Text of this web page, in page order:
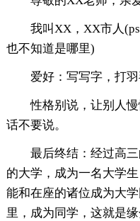
我叫XX，XX市人
也不知道是哪里)
爱好：写写字，打
性格别说，让别人
话不要说。
最后终结：经过高
的大学，成为一名大学
能和在座的诸位成为大
里，成为同学，这就是